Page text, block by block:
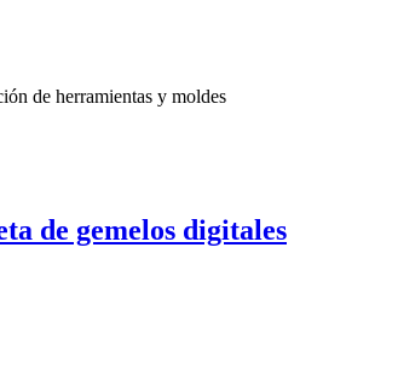
de gemelos digitales